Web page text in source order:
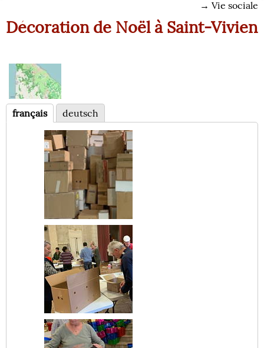
→ Vie sociale
Décoration de Noël à Saint-Vivien
français deutsch